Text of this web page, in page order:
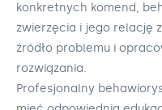
konkretnych komend,
zwierzęcia i jego relację
źródło problemu i
rozwiązania.
Profesjonalny